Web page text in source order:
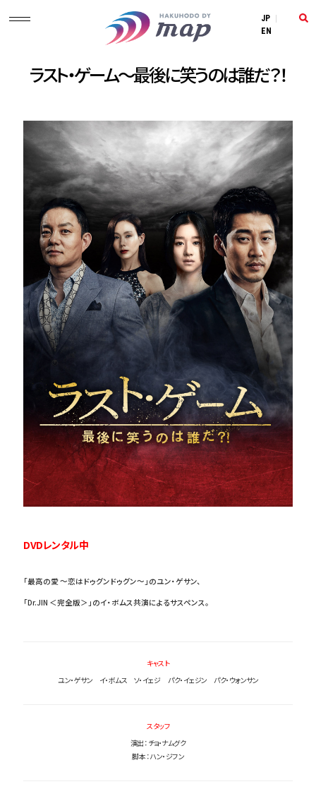
JP
EN
ラスト・ゲーム～最後に笑うのは誰だ？！
DVDレンタル中
「最高の愛 ～恋はドゥグンドゥグン～」のユン・ゲサン、
「Dr.JIN ＜完全版＞」のイ・ボムス共演によるサスペンス。
キャスト
ユン・ゲサン イ・ボムス ソ・イェジ パク・イェジン パク・ウォンサン
スタッフ
演出 ：チョ・ナムグク
脚本 ：ハン・ジフン